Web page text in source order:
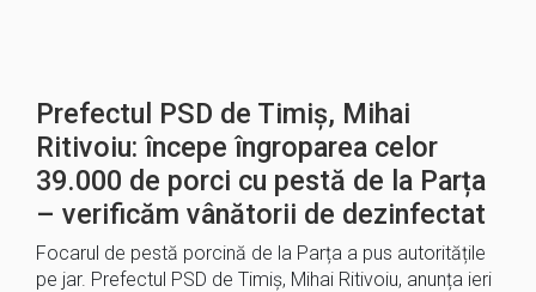
Prefectul PSD de Timiș, Mihai
Ritivoiu: începe îngroparea celor
39.000 de porci cu pestă de la Parța
– verificăm vânătorii de dezinfectat
Focarul de pestă porcină de la Parța a pus autoritățile
pe jar. Prefectul PSD de Timiș, Mihai Ritivoiu, anunța ieri